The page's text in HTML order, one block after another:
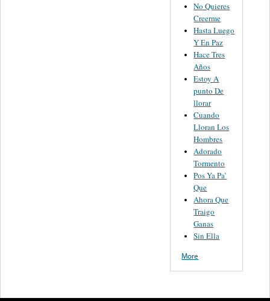
No Quieres
Creerme
Hasta Luego
Y En Paz
Hace Tres
Años
Estoy A
punto De
llorar
Cuando
Lloran Los
Hombres
Adorado
Tormento
Pos Ya Pa’
Que
Ahora Que
Traigo
Ganas
Sin Ella
More